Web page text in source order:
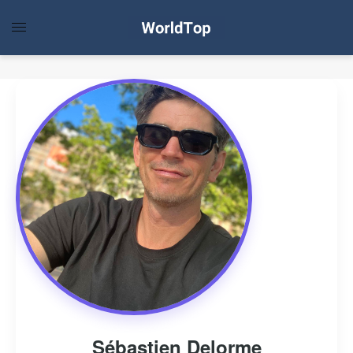
Sébastien Delorme